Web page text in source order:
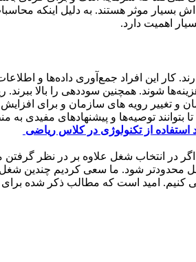
بسیار موثر هستند. به دلیل اینکه
اهمیت دارد.
کار این افراد جمع‌آوری داده‌ها و
شوند. همچنین سوددهی را بالا ببرند.
تغییر رویه های سازمان و برای افزایش
بتوانند توصیه‌ها و پیشنهادهای مفیدی
استفاده از تکنولوژی در کلاس ریاضی
در انتخاب شغل علاوه بر در نظر
محدودتر شود. ما سعی کردیم چندین شغل
کنیم. امید است که مطالب ذکر شده برای